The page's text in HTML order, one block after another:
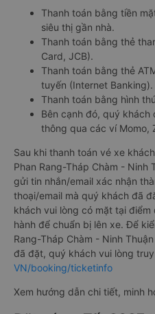
Thanh toán bằng tiền
siêu thị gần nhà.
Thanh toán bằng thẻ
Card, JCB).
Thanh toán bằng thẻ
tuyến (Internet Banking).
Thanh toán bằng hình
Bên cạnh đó, quý
thông qua các ví Momo,
Sau khi thanh toán vé xe
Phan Rang-Tháp Chàm - Ninh
gửi tin nhắn/email xác nhận
thoại/email mà quý khách đã
khách vui lòng có mặt tại
hành để chuẩn bị lên xe. Để
Rang-Tháp Chàm - Ninh
đã đặt, quý khách vui lòng
VN/booking/ticketinfo
Xem hướng dẫn chi tiết, minh